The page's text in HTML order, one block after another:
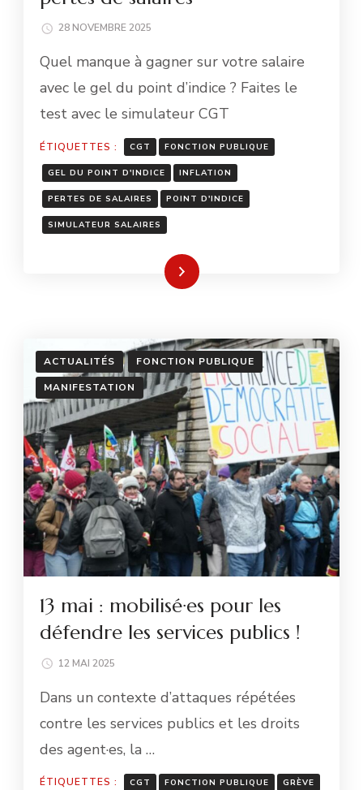
28 NOVEMBRE 2025
Quel manque à gagner sur votre salaire
avec le gel du point d’indice ? Faites le
test avec le simulateur CGT
ÉTIQUETTES : CGT FONCTION PUBLIQUE
GEL DU POINT D'INDICE INFLATION
PERTES DE SALAIRES POINT D'INDICE
SIMULATEUR SALAIRES
Lire la suite
ACTUALITÉS
FONCTION PUBLIQUE
MANIFESTATION
13 mai : mobilisé·es pour les
défendre les services publics !
12 MAI 2025
Dans un contexte d’attaques répétées
contre les services publics et les droits
des agent·es, la …
ÉTIQUETTES : CGT FONCTION PUBLIQUE GRÈVE